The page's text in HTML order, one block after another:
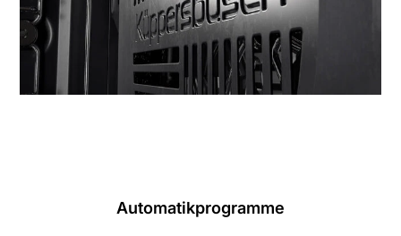
Automatikprogramme